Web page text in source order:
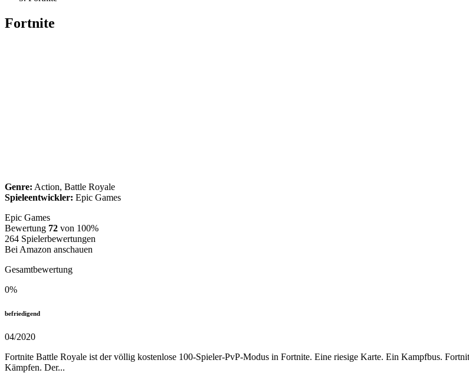
Fortnite
Genre: Action, Battle Royale
Spieleentwickler: Epic Games
Epic Games
Bewertung 72 von 100%
264 Spielerbewertungen
Bei Amazon anschauen
Gesamtbewertung
0%
befriedigend
04/2020
Fortnite Battle Royale ist der völlig kostenlose 100-Spieler-PvP-Modus in Fortnite. Eine riesige Karte. Ein Kampfbus.
Kämpfen. Der...